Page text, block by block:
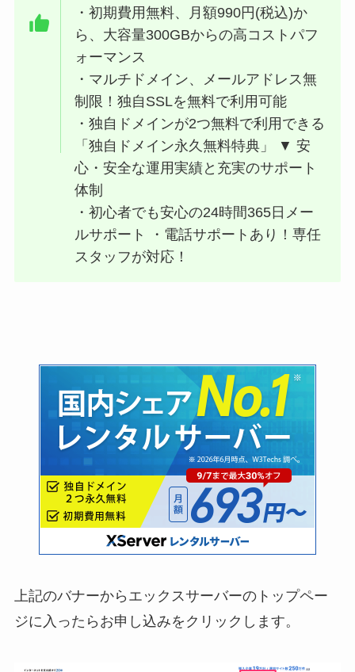
・初期費用無料、月額990円(税込)か
ら、大容量300GBからの高コストパフ
ォーマンス
・マルチドメイン、メールアドレス無
制限！独自SSLを無料で利用可能
・独自ドメインが2つ無料で利用できる
「独自ドメイン永久無料特典」 ▼ 安
心・安全な運用実績と充実のサポート
体制
・初心者でも安心の24時間365日メー
ルサポート ・電話サポートあり！専任
スタッフが対応！
上記のバナーからエックスサーバーのトップペー
ジに入ったらお申し込みをクリックします。